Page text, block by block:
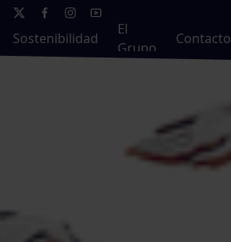
Sostenibilidad
El
Grupo
Contacto